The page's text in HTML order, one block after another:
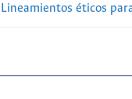
Lineamientos éticos